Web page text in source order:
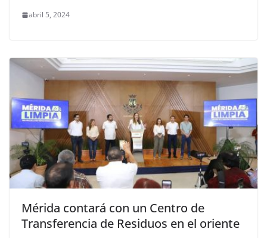
abril 5, 2024
Mérida contará con un Centro de
Transferencia de Residuos en el oriente